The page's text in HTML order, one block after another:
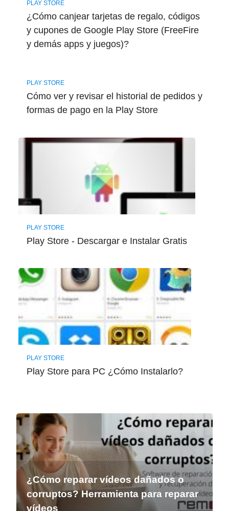
PLAY STORE
¿Cómo canjear tarjetas de regalo, códigos
y cupones de Google Play Store (FreeFire
y demás apps y juegos)?
PLAY STORE
Cómo ver y revisar el historial de pedidos y
formas de pago en la Play Store
PLAY STORE
Play Store - Descargar e Instalar Gratis
PLAY STORE
Play Store para PC ¿Cómo Instalarlo?
¿Cómo reparar vídeos dañados o
corruptos? Herramienta para reparar
vídeos